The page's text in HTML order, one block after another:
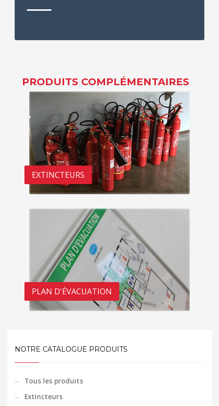
PRODUITS COMPLÉMENTAIRES
EXTINCTEURS
PLAN D'ÉVACUATION
NOTRE CATALOGUE PRODUITS
Tous les produits
Extincteurs